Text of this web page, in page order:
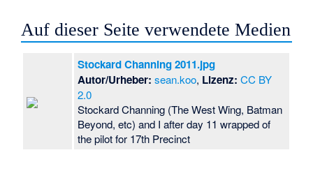
Auf dieser Seite verwendete Medien
Stockard Channing 2011.jpg
Autor/Urheber: sean.koo, Lizenz: CC BY
2.0
Stockard Channing (The West Wing, Batman
Beyond, etc) and I after day 11 wrapped of
the pilot for 17th Precinct